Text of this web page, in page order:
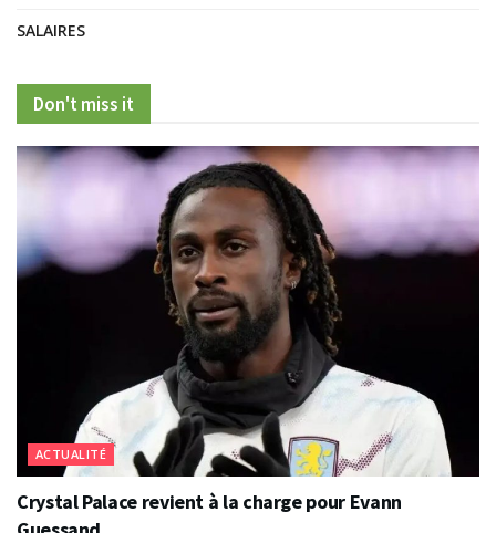
SALAIRES
Don't miss it
ACTUALITÉ
Crystal Palace revient à la charge pour Evann